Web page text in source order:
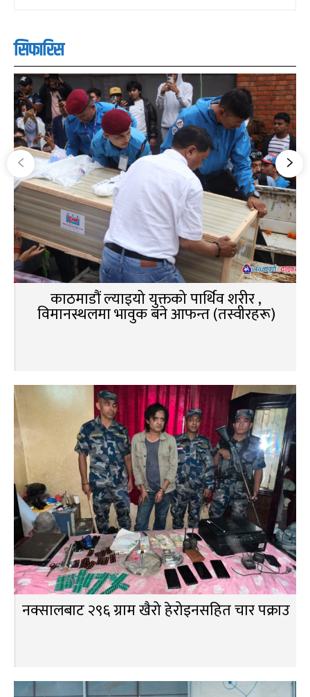
सिफारिस
काठमाडौं ल्याइयो युक्तको पार्थिव शरीर ,
विमानस्थलमा भावुक बने आफन्त (तस्वीरहरू)
नक्सालबाट २९६ ग्राम खैरो हेरोइनसहित चार पक्राउ